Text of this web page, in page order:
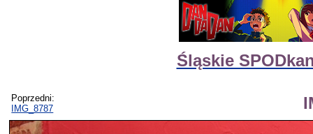
Śląskie
Poprzedni:
IMG_8787